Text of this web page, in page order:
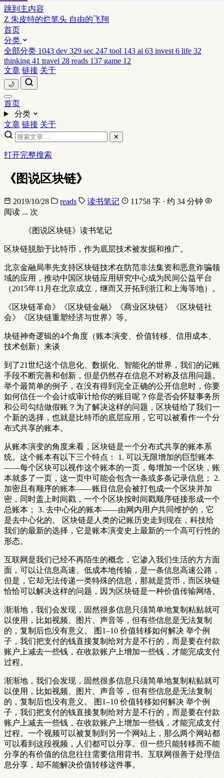
跳到主内容
Z 朱皮特的烂笔头 自由的飞翔
首页
分类
全部分类 1043 dev 329 sec 247 tool 143 ai 63 invest 6 life 32
thinking 41 travel 28 reads 137 game 12
文章 链接 关于
🌙
首页
分类
文章 链接 关于
✕
打开完整搜索
《图说区块链》
2019/10/28 reads 读书笔记
11758 字 · 约 34 分钟
阅读 ... 次
《图说区块链》读书笔记
区块链脱胎于比特币，作为底层技术被发掘和推广。
北京金融局率先支持区块链技术在防范非法集资和恶意诈骗领
域的应用，推动中国区块链应用研究中心成为民间公益平台
（2015年11月在北京成立，继而又开拓到浙江和上海等地）。
《区块链革命》《区块链金融》《商业区块链》《区块链社
会》《区块链重塑经济与世界》等。
块链神奇逻辑的4个角度（账本演变、价值转移、信用成本、
技术创新）来谈
到了21世纪这个信息化、数据化、智能化的世界，我们的记账
手段不断完善和创新，但是仍然存在信息不对称及信用问题。
举个最简单的例子，在没有得到完全正确的公开信息时，你要
如何信任一个会计或审计给你的账目呢？你是否会怀疑事务所
和公司勾结做假账？为了解决这样的问题，区块链给了我们一
个新的选择，也就是比特币的底层应用，它可以被看作一个分
布式共享的账本。
从账本演变的角度来看，区块链是一个分布式共享的账本系
统。这个账本有以下三个特点： 1. 可以无限增加的巨型账本
——每个区块可以视作这个账本的一页，每增加一个区块，账
本就多了一页，这一页中可能会包含一条或多条记录信息； 2.
加密且有顺序的账本——账目信息会被打包成一个区块并加
密，同时盖上时间戳，一个个区块按时间戳顺序链接形成一个
总账本； 3. 去中心化的账本——由网内用户共同维护的，它
是去中心化的。 区块链是人类的记账历史走到现在，科技给
我们的最新的选择，它是账本演变史上最新的一个高可行性的
形态。
互联网是我们已经不再陌生的概念，它渗入我们生活的方方面
面，可以让信息高速、低成本地传输，是一条信息高速公路，
但是，它却无法传递一类特殊的信息，那就是货币，而区块链
恰恰可以解决这样的问题，因为区块链是一种价值传输网络。
渐渐地，我们会发现，固然很多信息只须简单地复制粘贴就可
以使用，比如视频、图片、声音等，但有些信息是无法复制
的，复制后也没有意义。 图1–10 价值转移如何解决 举个例
子，我们把支付的钱直接复制给对方是不行的，而是要在付款
账户上减去一些钱，在收款账户上增加一些钱，才能完成支付
过程。
渐渐地，我们会发现，固然很多信息只须简单地复制粘贴就可
以使用，比如视频、图片、声音等，但有些信息是无法复制
的，复制后也没有意义。 图1–10 价值转移如何解决 举个例
子，我们把支付的钱直接复制给对方是不行的，而是要在付款
账户上减去一些钱，在收款账户上增加一些钱，才能完成支付
过程。一个视频可以被复制到另一个网站上，那么两个网站都
可以看到这段视频，人们都可以分享。但一些只能转移而不能
分享的有价值的信息往往需要信用背书。互联网很善于处理信
息分享，却不能解决价值转移这件事。